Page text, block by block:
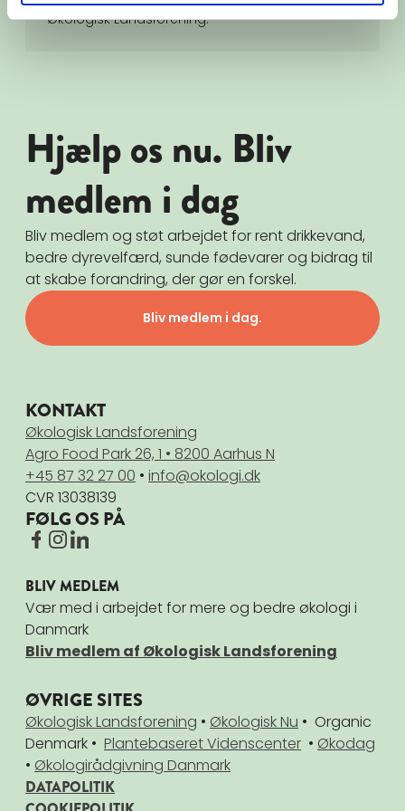
Økologisk Landsforening.
Hjælp os nu. Bliv
medlem i dag
Bliv medlem og støt arbejdet for rent drikkevand,
bedre dyrevelfærd, sunde fødevarer og bidrag til
at skabe forandring, der gør en forskel.
Bliv medlem i dag.
KONTAKT
Økologisk Landsforening
Agro Food Park 26, 1 • 8200 Aarhus N
+45 87 32 27 00 • info@okologi.dk
CVR 13038139
FØLG OS PÅ
BLIV MEDLEM
Vær med i arbejdet for mere og bedre økologi i
Danmark
Bliv medlem af Økologisk Landsforening
ØVRIGE SITES
Økologisk Landsforening • Økologisk Nu • Organic
Denmark • Plantebaseret Videnscenter • Økodag
• Økologirådgivning Danmark
DATAPOLITIK